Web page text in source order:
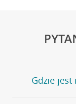
Gdzie jest